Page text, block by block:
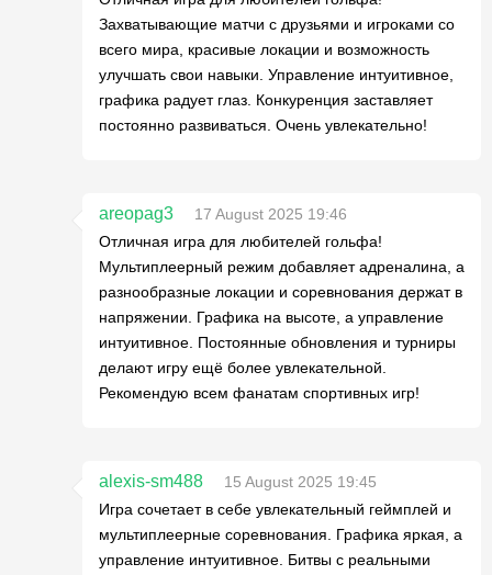
Захватывающие матчи с друзьями и игроками со
всего мира, красивые локации и возможность
улучшать свои навыки. Управление интуитивное,
графика радует глаз. Конкуренция заставляет
постоянно развиваться. Очень увлекательно!
areopag3
17 August 2025 19:46
Отличная игра для любителей гольфа!
Мультиплеерный режим добавляет адреналина, а
разнообразные локации и соревнования держат в
напряжении. Графика на высоте, а управление
интуитивное. Постоянные обновления и турниры
делают игру ещё более увлекательной.
Рекомендую всем фанатам спортивных игр!
alexis-sm488
15 August 2025 19:45
Игра сочетает в себе увлекательный геймплей и
мультиплеерные соревнования. Графика яркая, а
управление интуитивное. Битвы с реальными